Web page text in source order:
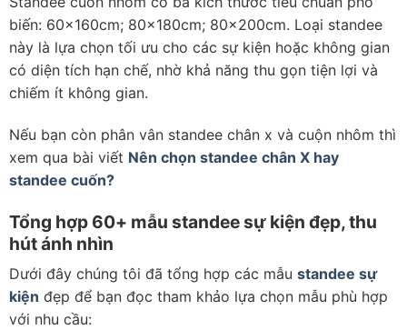
biến: 60x160cm; 80x180cm; 80x200cm. Loại standee
này là lựa chọn tối ưu cho các sự kiện hoặc không gian
có diện tích hạn chế, nhờ khả năng thu gọn tiện lợi và
chiếm ít không gian.
Nếu bạn còn phân vân standee chân x và cuộn nhôm thì
xem qua bài viết Nên chọn standee chân X hay
standee cuốn?
Tổng hợp 60+ mẫu standee sự kiện đẹp, thu
hút ánh nhìn
Dưới đây chúng tôi đã tổng hợp các mẫu standee sự
kiện đẹp để bạn đọc tham khảo lựa chọn mẫu phù hợp
với nhu cầu: